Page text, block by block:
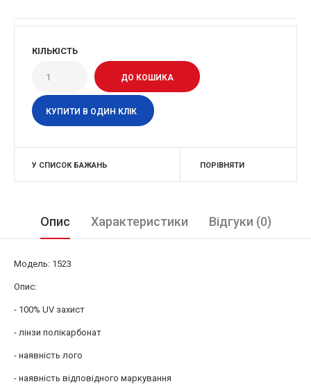
КІЛЬКІСТЬ
КУПИТИ В ОДИН КЛІК
У СПИСОК БАЖАНЬ ПОРІВНЯТИ
Опис Характеристики Відгуки (0)
Модель: 1523
Опис:
- 100% UV захист
- лінзи полікарбонат
- наявність лого
- наявність відповідного маркування